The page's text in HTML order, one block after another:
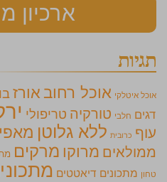
ארכיון
תגיות
אוכל איטלקי אוכל רחוב אורז
דגים חלבי טורקיה טריפולי
עוף כרובית ללא גלוטן
ממולאים מרוקו מרקים
טחון מתכונים דיאטטים